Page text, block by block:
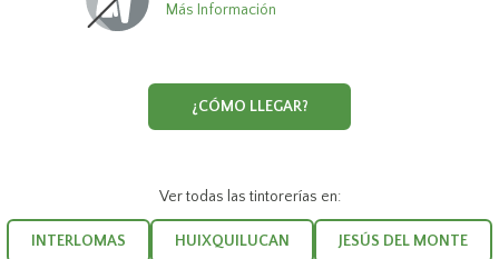
Más Información
¿CÓMO LLEGAR?
Ver todas las tintorerías en:
INTERLOMAS HUIXQUILUCAN JESÚS DEL MONTE